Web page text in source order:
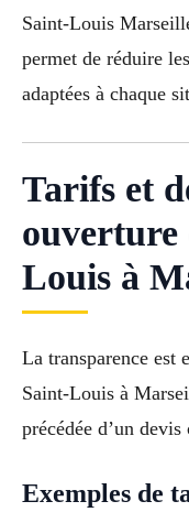
Saint-Louis
permet de réduire
adaptées à chaque
Tarifs et
ouverture
Louis à
La transparence est
Saint-Louis à
précédée d’un
Exemples de